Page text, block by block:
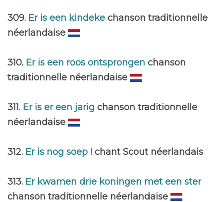
309. Er is een kindeke chanson traditionnelle
néerlandaise
310. Er is een roos ontsprongen chanson
traditionnelle néerlandaise
311. Er is er een jarig chanson traditionnelle
néerlandaise
312. Er is nog soep ! chant Scout néerlandais
313. Er kwamen drie koningen met een ster
chanson traditionnelle néerlandaise